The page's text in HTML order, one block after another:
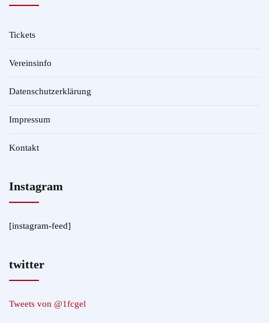
Tickets
Vereinsinfo
Datenschutzerklärung
Impressum
Kontakt
Instagram
[instagram-feed]
twitter
Tweets von @1fcgel